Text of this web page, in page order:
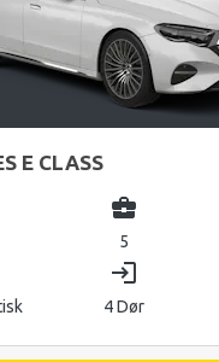
E CLASS
business_center
5
login
4 Dør